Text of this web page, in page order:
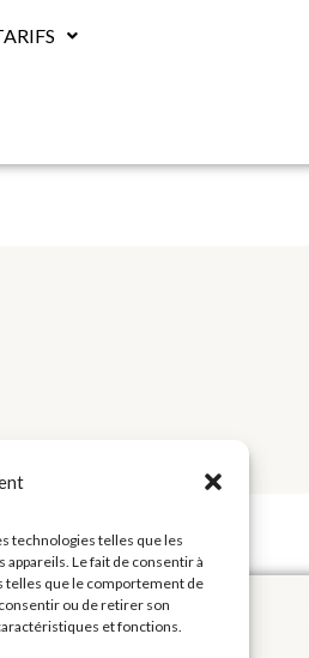
technologies telles que les
Le fait de consentir à
telles que le comportement de
ou de retirer son
et fonctions.